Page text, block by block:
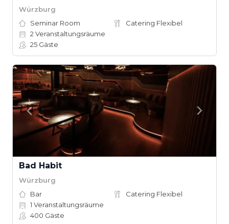
Würzburg
Seminar Room
Catering Flexibel
2 Veranstaltungsräume
25 Gäste
Bad Habit
Würzburg
Bar
Catering Flexibel
1 Veranstaltungsräume
400 Gäste